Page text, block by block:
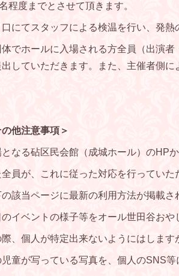
程度までとさせて頂きます。
口にてスタッフによる検温を行い、発
でホールに入場される方全員（出演
出していただきます。また、主催者側
の他注意事項＞
なる砧区民会館（成城ホール）のHP
全員が、これに従った対応を行ってい
の該当ページに最新の利用方法が掲載
のイベントの様子等をオール世田谷おや
際、個人が特定出来ないようにはします
童が写っている写真を、個人のSNS等